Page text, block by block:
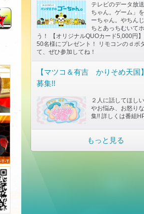
テレビのデータ放
ちゃん。ゲーム」
ーちゃん。やちん
ちとあっちむいて
う！ 【オリジナルQUOカード5,000円
50名様にプレゼント！ リモコンのｄボ
て、ぜひ参加してね！
【マツコ＆有吉 かりそめ天国
募集!!
２人に話してほし
やお悩み、お怒り
集!! 詳しくは番組
もっと見る